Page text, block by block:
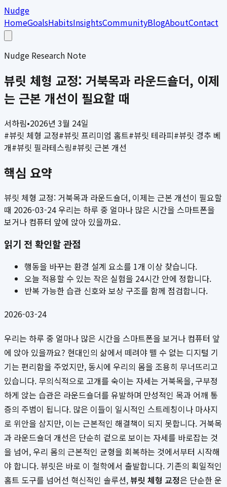
Nudge
HomeGoalsHabitsInsightsCommunityBlogAboutContact
Nudge Research Note
뷰릿 체형 교정: 거북목과 라운드숄더, 이제
는 근본 개선이 필요할 때
서하림•2026년 3월 24일
#뷰릿 체형 교정#뷰릿 프리미엄 홈트#뷰릿 테라피#뷰릿 경추 베
개#뷰릿 필라테스링#뷰릿 근본 개선
핵심 요약
뷰릿 체형 교정: 거북목과 라운드숄더, 이제는 근본 개선이 필요할
때 2026-03-24 우리는 하루 중 얼마나 많은 시간을 스마트폰을
보거나 컴퓨터 앞에 앉아 있을까요.
읽기 전 확인할 관점
행동을 바꾸는 환경 설계 요소를 1개 이상 찾습니다.
오늘 적용할 수 있는 작은 실험을 24시간 안에 정합니다.
반복 가능한 습관 신호와 보상 구조를 함께 점검합니다.
2026-03-24
우리는 하루 중 얼마나 많은 시간을 스마트폰을 보거나 컴퓨터 앞
에 앉아 있을까요? 현대인의 삶에서 떼려야 뗄 수 없는 디지털 기
기는 편리함을 주었지만, 동시에 우리의 몸을 조용히 무너뜨리고
있습니다. 무의식적으로 고개를 숙이는 자세는 거북목을, 구부정
하게 앉는 습관은 라운드숄더를 유발하며 만성적인 목과 어깨 통
증의 주범이 됩니다. 많은 이들이 일시적인 스트레칭이나 마사지
로 위안을 삼지만, 이는 근본적인 해결책이 되지 못합니다. 거북목
과 라운드숄더 개선은 단순히 겉으로 보이는 자세를 바로잡는 것
을 넘어, 우리 몸의 근본적인 균형을 회복하는 것에서부터 시작해
야 합니다. 뷰릿은 바로 이 철학에서 출발합니다. 기존의 획일적인
홈트 도구를 넘어선 혁신적인 솔루션,뷰릿 체형 교정은 단순한 운